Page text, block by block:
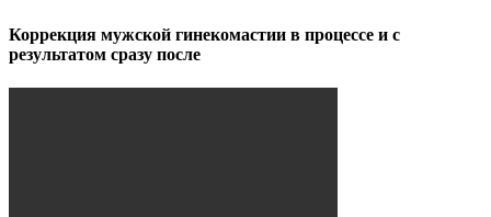
Коррекция мужской гинекомастии в процессе и с
результатом сразу после